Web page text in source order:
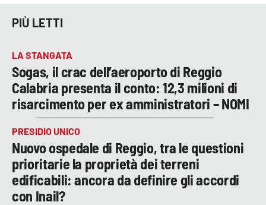
PIÙ LETTI
LA STANGATA
Sogas, il crac dell’aeroporto di Reggio
Calabria presenta il conto: 12,3 milioni di
risarcimento per ex amministratori – NOMI
PRESIDIO UNICO
Nuovo ospedale di Reggio, tra le questioni
prioritarie la proprietà dei terreni
edificabili: ancora da definire gli accordi
con Inail?